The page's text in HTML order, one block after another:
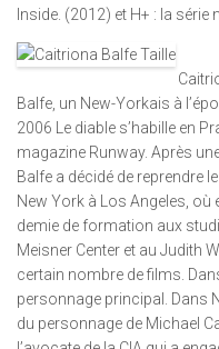
Inside. (2012) et H+ : la
Balfe, un New-Yorkais à
2006 Le diable s’habille en
magazine Runway. Après
Balfe a décidé de reprendre
New York à Los Angeles, où
demie de formation aux
Meisner Center et au Judith
certain nombre de films.
personnage principal. Dans
du personnage de Michael